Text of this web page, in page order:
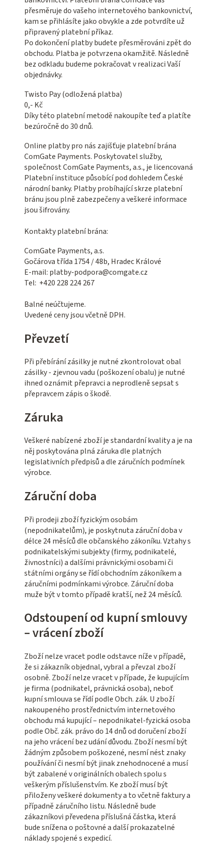
přesměruje do vašeho internetového bankovnictví,
kam se přihlásíte jako obvykle a zde potvrdíte už
připravený platební příkaz.
Po dokončení platby budete přesměrováni zpět do
obchodu. Platba je potvrzena okamžitě. Následně
bez odkladu budeme pokračovat v realizaci Vaší
objednávky.
Twisto Pay (odložená platba)
0,- Kč
Díky této platební metodě nakoupíte teď a platíte
bezúročně do 30 dnů.
Online platby pro nás zajišťuje platební brána
ComGate Payments. Poskytovatel služby,
společnost ComGate Payments, a.s., je licencovaná
Platební instituce působící pod dohledem České
národní banky. Platby probíhající skrze platební
bránu jsou plně zabezpečeny a veškeré informace
jsou šifrovány.
Kontakty platební brána:
ComGate Payments, a.s.
Gočárova třída 1754 / 48b, Hradec Králové
E-mail: platby-podpora@comgate.cz
Tel: +420 228 224 267
Balné neúčtujeme.
Uvedené ceny jsou včetně DPH.
Převzetí
Při přebírání zásilky je nutné zkontrolovat obal
zásilky - zjevnou vadu (poškození obalu) je nutné
ihned oznámit přepravci a neprodleně sepsat s
přepravcem zápis o škodě.
Záruka
Veškeré nabízené zboží je standardní kvality a je na
něj poskytována plná záruka dle platných
legislativních předpisů a dle záručních podmínek
výrobce.
Záruční doba
Při prodeji zboží fyzickým osobám
(nepodnikatelům), je poskytnuta záruční doba v
délce 24 měsíců dle občanského zákoníku. Vztahy s
podnikatelskými subjekty (firmy, podnikatelé,
živnostníci) a dalšími právnickými osobami či
státními orgány se řídí obchodním zákoníkem a
záručními podmínkami výrobce. Záruční doba
muže být v tomto případě kratší, než 24 měsíců.
Odstoupení od kupní smlouvy
– vrácení zboží
Zboží nelze vracet podle odstavce níže v případě,
že si zákazník objednal, vybral a převzal zboží
osobně. Zboží nelze vracet v případe, že kupujícím
je firma (podnikatel, právnická osoba), neboť
kupní smlouva se řídí podle Obch. zák. U zboží
nakoupeného prostřednictvím internetového
obchodu má kupující – nepodnikatel-fyzická osoba
podle Obč. zák. právo do 14 dnů od doručení zboží
na jeho vrácení bez udání důvodu. Zboží nesmí být
žádným způsobem poškozené, nesmí nést znaky
používání či nesmí být jinak znehodnocené a musí
být zabalené v originálních obalech spolu s
veškerým příslušenstvím. Ke zboží musí být
přiloženy veškeré dokumenty a to včetně faktury a
případně záručního listu. Následně bude
zákazníkovi převedena příslušná částka, která
bude snížena o poštovné a další prokazatelné
náklady spojené s expedicí.